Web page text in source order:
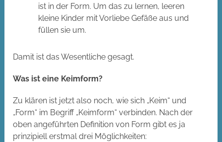
ist in der Form. Um das zu lernen, leeren
kleine Kinder mit Vorliebe Gefäße aus und
füllen sie um.
Damit ist das Wesentliche gesagt.
Was ist eine Keimform?
Zu klären ist jetzt also noch, wie sich „Keim“ und
„Form“ im Begriff „Keimform“ verbinden. Nach der
oben angeführten Definition von Form gibt es ja
prinzipiell erstmal drei Möglichkeiten: